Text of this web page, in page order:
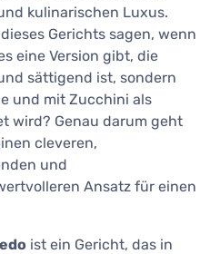
kulinarischen Luxus.
Gerichts sagen, wenn
eine Version gibt, die
sättigend ist, sondern
und mit Zucchini als
wird? Genau darum geht
cleveren,
und
Ansatz für einen
ist ein Gericht, das in